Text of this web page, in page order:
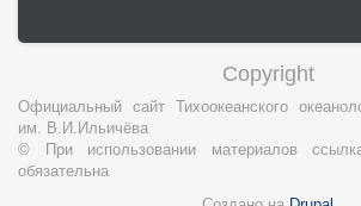
Copyright
Официальный сайт Тихоокеанского
им. В.И.Ильичёва
© При использовании материалов
обязательна